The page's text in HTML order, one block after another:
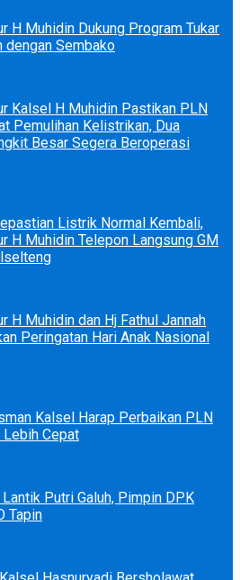
H Muhidin Dukung Program Tukar
dengan Sembako
Kalsel H Muhidin Pastikan PLN
Pemulihan Kelistrikan, Dua
Besar Segera Beroperasi
Listrik Normal Kembali,
H Muhidin Telepon Langsung GM
H Muhidin dan Hj Fathul Jannah
Peringatan Hari Anak Nasional
Kalsel Harap Perbaikan PLN
Cepat
Putri Galuh, Pimpin DPK
Tapin